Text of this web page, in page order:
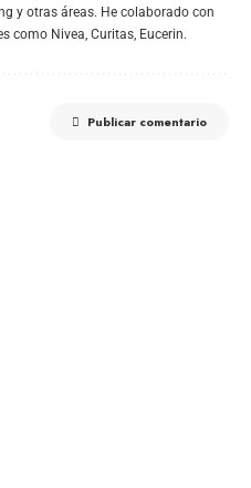
y otras áreas. He colaborado con
como Nivea, Curitas, Eucerin.
Publicar comentario